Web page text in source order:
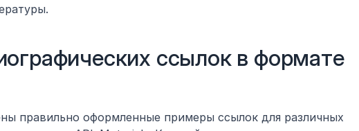
ссылок в формате
правильно оформленные примеры ссылок для различных